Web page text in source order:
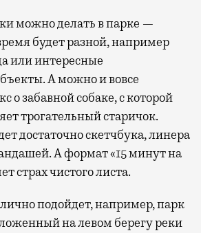
можно делать в парке —
будет разной, например
или интересные
А можно и вовсе
о забавной собаке, с которой
трогательный старичок.
достаточно скетчбука, линера
А формат «15 минут на
страх чистого листа.
подойдет, например, парк
на левом берегу реки